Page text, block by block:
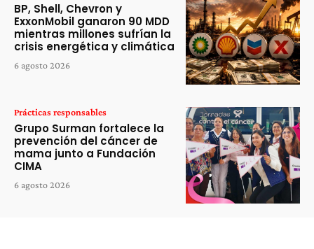
BP, Shell, Chevron y
ExxonMobil ganaron 90 MDD
mientras millones sufrían la
crisis energética y climática
6 agosto 2026
Prácticas responsables
Grupo Surman fortalece la
prevención del cáncer de
mama junto a Fundación
CIMA
6 agosto 2026